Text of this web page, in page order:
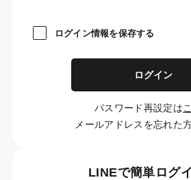
ログイン情報を保存する
ログイン
パスワード再設定は
メールアドレスを忘れた
LINEで簡単ログ